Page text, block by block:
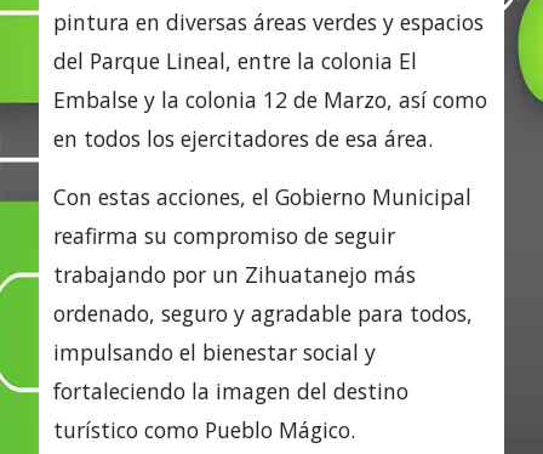
pintura en diversas áreas verdes y espacios
del Parque Lineal, entre la colonia El
Embalse y la colonia 12 de Marzo, así como
en todos los ejercitadores de esa área.
Con estas acciones, el Gobierno Municipal
reafirma su compromiso de seguir
trabajando por un Zihuatanejo más
ordenado, seguro y agradable para todos,
impulsando el bienestar social y
fortaleciendo la imagen del destino
turístico como Pueblo Mágico.